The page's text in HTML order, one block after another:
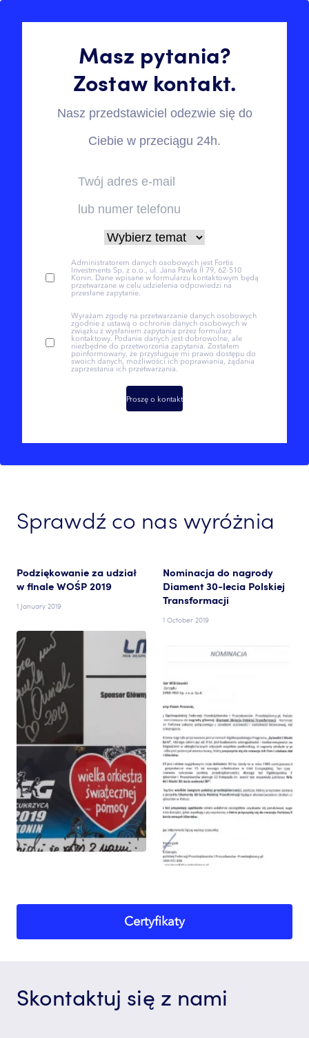
Masz pytania?
Zostaw kontakt.
Nasz przedstawiciel odezwie się do
Ciebie w przeciągu 24h.
Administratorem danych osobowych jest Fortis
Investments Sp. z o.o., ul. Jana Pawła II 79, 62-510
Konin. Dane wpisane w formularzu kontaktowym będą
przetwarzane w celu udzielenia odpowiedzi na
przesłane zapytanie.
Wyrażam zgodę na przetwarzanie danych osobowych
zgodnie z ustawą o ochronie danych osobowych w
związku z wysłaniem zapytania przez formularz
kontaktowy. Podanie danych jest dobrowolne, ale
niezbędne do przetworzenia zapytania. Zostałem
poinformowany, że przysługuje mi prawo dostępu do
swoich danych, możliwości ich poprawiania, żądania
zaprzestania ich przetwarzania.
Proszę o kontakt
Sprawdź co nas wyróżnia
Podziękowanie za udział
w finale WOŚP 2019
1 January 2019
Nominacja do nagrody
Diament 30-lecia Polskiej
Transformacji
1 October 2019
Certyfikaty
Skontaktuj się z nami